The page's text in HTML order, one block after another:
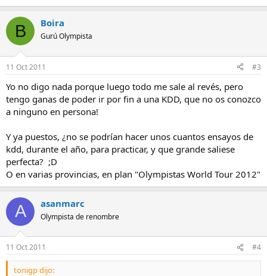
B Boira
Gurú Olympista
11 Oct 2011 #3
Yo no digo nada porque luego todo me sale al revés, pero
tengo ganas de poder ir por fin a una KDD, que no os conozco
a ninguno en persona!
Y ya puestos, ¿no se podrían hacer unos cuantos ensayos de
kdd, durante el año, para practicar, y que grande saliese
perfecta? ;D
O en varias provincias, en plan "Olympistas World Tour 2012"
A asanmarc
Olympista de renombre
11 Oct 2011 #4
tonigp dijo: